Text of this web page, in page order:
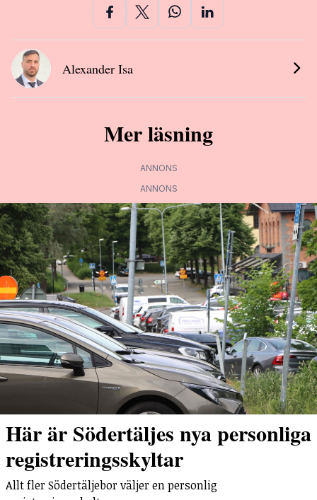
Alexander Isa
Mer läsning
ANNONS
ANNONS
Här är Södertäljes nya personliga
registreringsskyltar
Allt fler Södertäljebor väljer en personlig